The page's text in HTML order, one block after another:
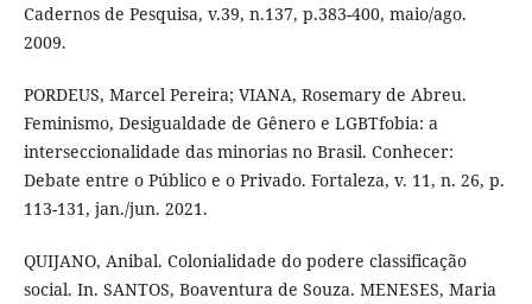
Cadernos de Pesquisa, v.39, n.137, p.383-400, maio/ago.
2009.
PORDEUS, Marcel Pereira; VIANA, Rosemary de Abreu.
Feminismo, Desigualdade de Gênero e LGBTfobia: a
interseccionalidade das minorias no Brasil. Conhecer:
Debate entre o Público e o Privado. Fortaleza, v. 11, n. 26, p.
113-131, jan./jun. 2021.
QUIJANO, Anibal. Colonialidade do podere classificação
social. In. SANTOS, Boaventura de Souza. MENESES, Maria